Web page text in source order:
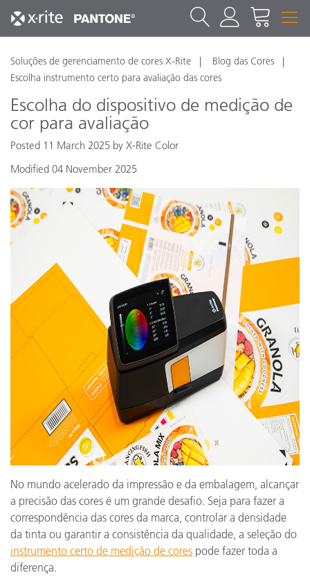
Soluções de gerenciamento de cores X-Rite
Blog das Cores
Escolha instrumento certo para avaliação das cores
Escolha do dispositivo de medição de
cor para avaliação
Posted 11 March 2025 by X-Rite Color
Modified 04 November 2025
No mundo acelerado da impressão e da embalagem, alcançar
a precisão das cores é um grande desafio. Seja para fazer a
correspondência das cores da marca, controlar a densidade
da tinta ou garantir a consistência da qualidade, a seleção do
instrumento certo de medição de cores pode fazer toda a
diferença.